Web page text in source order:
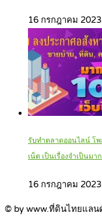
16 กรกฎาคม 2023
รับทำตลาดออนไลน์ โ
เน็ต เป็นเรื่องจำเป็นม
16 กรกฎาคม 2023
© by www.ที่ดินไทยแลน